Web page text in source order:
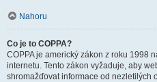
Nahoru
Co je to COPPA?
COPPA je americký zákon z roku 1998
internetu. Tento zákon vyžaduje, aby
shromažďovat informace od nezletilých